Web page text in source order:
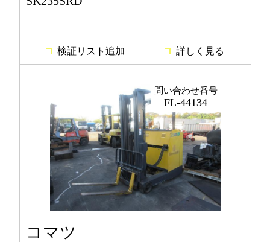
検証リスト追加 詳しく見る
問い合わせ番号
FL-44134
コマツ